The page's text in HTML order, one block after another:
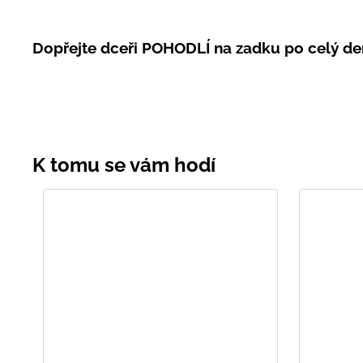
Dopřejte dceři POHODLÍ na zadku po celý